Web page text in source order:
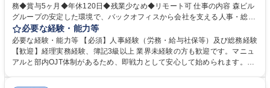
務◆賞与5ヶ月◆年休120日◆残業少なめ◆リモート可 仕事の内容 森ビル
グループの安定した環境で、バックオフィスから会社を支える人事・総務
をお任せします。 労務と総務の業務をバランスよく担当し、ゆくゆくは制
度改定などのコア業務にも挑戦できる、やりがいある環境です。 ■勤怠管
理、給与計算、社会保険手続き、年末調整等の労務管理全般 ■入退社手続
き、社内規定の改定や人事制度改定などのコア業務 ■社内イベントの企画
必要な経験・能力等
必要な経験・能力等 【必須】人事経験（労務・給与社保等）及び総務経験
【歓迎】経理実務経験、簿記3級以上 業界未経験の方も歓迎です。マニュ
アルと部内OJT体制があるため、即戦力として安心して始められます。